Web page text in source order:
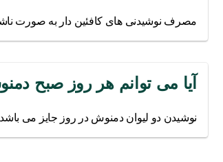
مصرف نوشیدنی های کافئین دار به صورت
آیا می توانم هر روز صبح
نوشیدن دو لیوان دمنوش در روز جایز می